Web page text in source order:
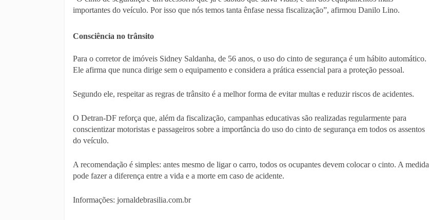
importantes do veículo. Por isso que nós temos tanta ênfase nessa fiscalização”, afirmou Danilo Lino.
Consciência no trânsito
Para o corretor de imóveis Sidney Saldanha, de 56 anos, o uso do cinto de segurança é um hábito automático.
Ele afirma que nunca dirige sem o equipamento e considera a prática essencial para a proteção pessoal.
Segundo ele, respeitar as regras de trânsito é a melhor forma de evitar multas e reduzir riscos de acidentes.
O Detran-DF reforça que, além da fiscalização, campanhas educativas são realizadas regularmente para
conscientizar motoristas e passageiros sobre a importância do uso do cinto de segurança em todos os assentos
do veículo.
A recomendação é simples: antes mesmo de ligar o carro, todos os ocupantes devem colocar o cinto. A medida
pode fazer a diferença entre a vida e a morte em caso de acidente.
Informações: jornaldebrasilia.com.br